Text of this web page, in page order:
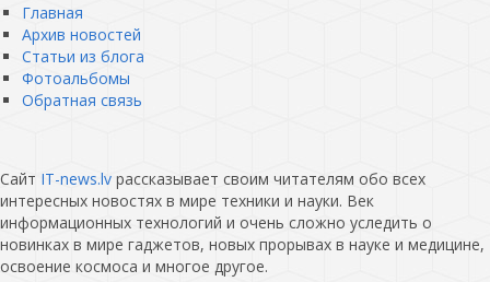
Главная
Архив новостей
Статьи из блога
Фотоальбомы
Обратная связь
Сайт IT-news.lv рассказывает своим читателям обо всех
интересных новостях в мире техники и науки. Век
информационных технологий и очень сложно уследить о
новинках в мире гаджетов, новых прорывах в науке и медицине,
освоение космоса и многое другое.